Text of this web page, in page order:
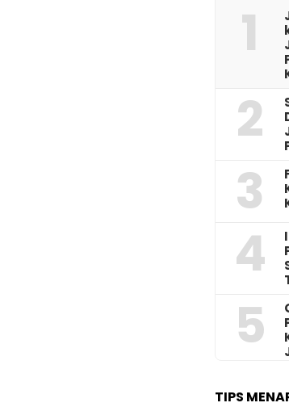
1
2
3
4
5
TIPS